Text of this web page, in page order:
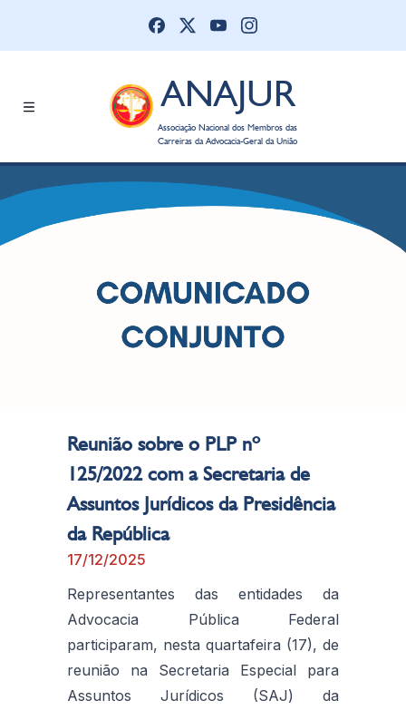
ANAJUR
Associação Nacional dos Membros das
Carreiras da Advocacia-Geral da União
Reunião sobre o PLP nº
125/2022 com a Secretaria de
Assuntos Jurídicos da Presidência
da República
17/12/2025
Representantes das entidades da
Advocacia Pública Federal
participaram, nesta quartafeira (17), de
reunião na Secretaria Especial para
Assuntos Jurídicos (SAJ) da